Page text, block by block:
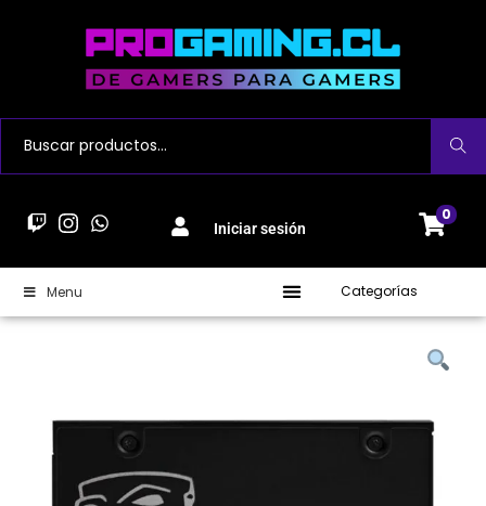
Buscar
Iniciar sesión
0
Menu Categorías